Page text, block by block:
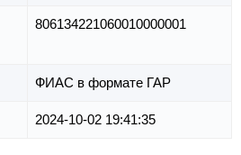
806134221060010000001
ФИАС в формате ГАР
2024-10-02 19:41:35